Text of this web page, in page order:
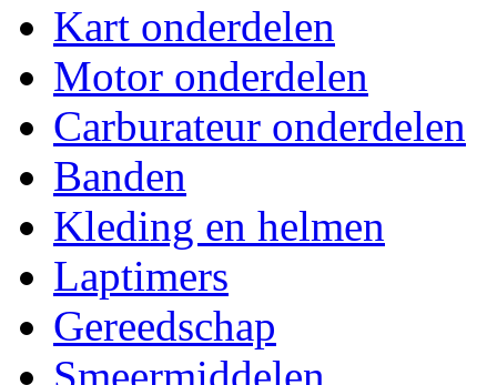
Kart onderdelen
Motor onderdelen
Carburateur onderdelen
Banden
Kleding en helmen
Laptimers
Gereedschap
Smeermiddelen